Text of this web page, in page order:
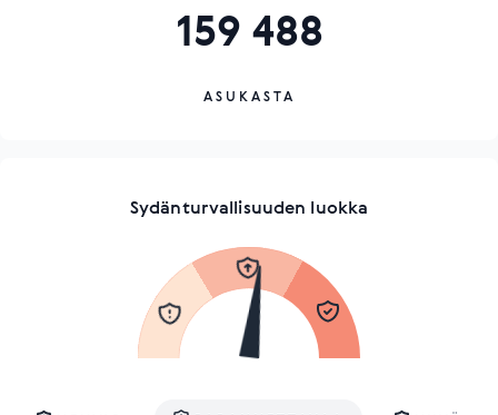
159 488
ASUKASTA
Sydänturvallisuuden luokka